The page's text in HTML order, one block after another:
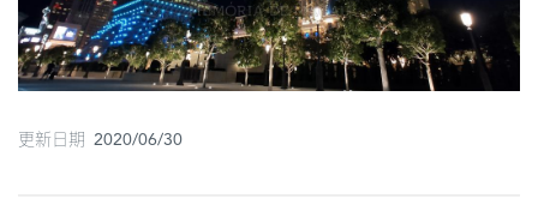
古
地
圖
媽
更新日期 2020/06/30